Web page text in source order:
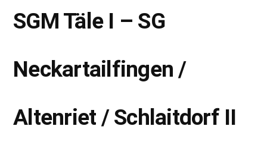
SGM Täle I – SG
Neckartailfingen /
Altenriet / Schlaitdorf II
Diese
Cookies